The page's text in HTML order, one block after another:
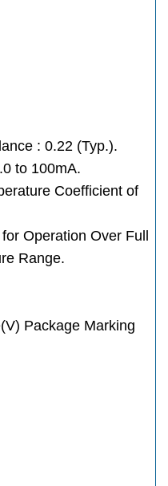
: 0.22 (Typ.).
to 100mA.
Coefficient of
Operation Over Full
Range.
Package Marking